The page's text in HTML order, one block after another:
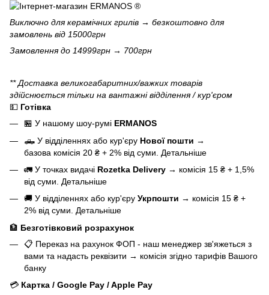
Виключно длякерамічних грилів → безкоштовно для
замовлень від 15000грн
Замовлення до 14999грн → 700грн
** Доставка великогабаритних/важких товарів
здійснюється тільки на вантажні відділення / кур'єром
💵 Готівка
🏪 У нашому шоу-румі ERMANOS
🛻 У відділеннях або кур'єру Нової пошти →
базова комісія 20 ₴ + 2% від суми. Детальніше
🚛 У точках видачі Rozetka Delivery → комісія 15 ₴ + 1,5%
від суми. Детальніше
🚚 У відділеннях або кур'єру Укрпошти → комісія 15 ₴ +
2% від суми. Детальніше
🏦 Безготівковий розрахунок
📋 Переказ на рахунок ФОП - наш менеджер зв'яжеться з
вами та надасть реквізити → комісія згідно тарифів Вашого
банку
💳 Картка / Google Pay / Apple Pay